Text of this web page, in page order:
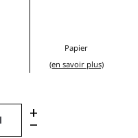
Papier
(en savoir plus)
+
–